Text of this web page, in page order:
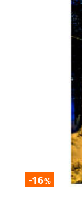
-16%